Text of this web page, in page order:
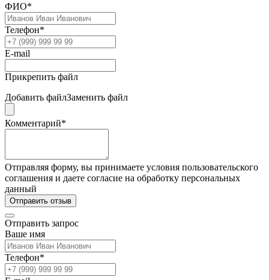
ФИО*
Телефон*
E-mail
Прикрепить файл
Добавить файлЗаменить файл
Комментарий*
Отправляя форму, вы принимаете условия пользовательского
соглашения и даете согласие на обработку персональных
данный
Отправить отзыв
Отправить запрос
Ваше имя
Телефон*